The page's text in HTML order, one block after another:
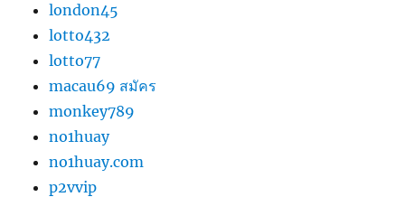
london45
lotto432
lotto77
macau69 สมัคร
monkey789
no1huay
no1huay.com
p2vvip